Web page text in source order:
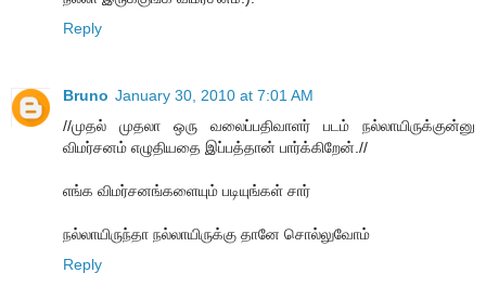
Reply
Bruno January 30, 2010 at 7:01 AM
//முதல் முதலா ஒரு வலைப்பதிவாளர் படம் நல்லாயிருக்குன்னு
விமர்சனம் எழுதியதை இப்பத்தான் பார்க்கிறேன்.//
எங்க விமர்சனங்களையும் படியுங்கள் சார்
நல்லாயிருந்தா நல்லாயிருக்கு தானே சொல்லுவோம்
Reply